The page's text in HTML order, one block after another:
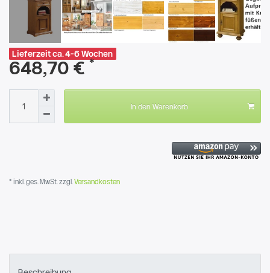
Lieferzeit ca. 4-6 Wochen
648,70 € *
In den Warenkorb
* inkl. ges. MwSt. zzgl. Versandkosten